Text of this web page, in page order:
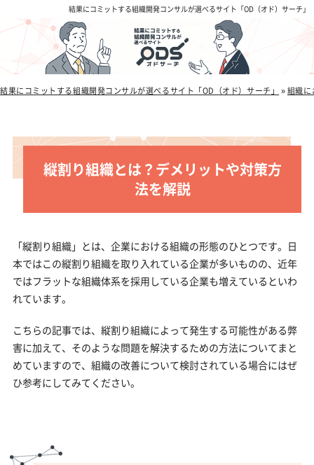
結果にコミットする組織開発コンサルが選べるサイト「OD（オド）サーチ」
結果にコミットする組織開発コンサルが選べるサイト「OD（オド）サーチ」 »組織に
縦割り組織とは？デメリットや対策方
法を解説
「縦割り組織」とは、企業における組織の形態のひとつです。日
本ではこの縦割り組織を取り入れている企業が多いものの、近年
ではフラットな組織体系を採用している企業も増えているといわ
れています。
こちらの記事では、縦割り組織によって発生する可能性がある弊
害に加えて、そのような問題を解決するための方法についてまと
めていますので、組織の改善について検討されている場合にはぜ
ひ参考にしてみてください。